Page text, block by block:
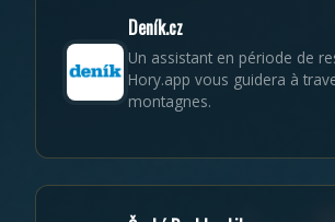
Deník.cz
Un assistant en période de
Hory.app vous guidera à
montagnes.